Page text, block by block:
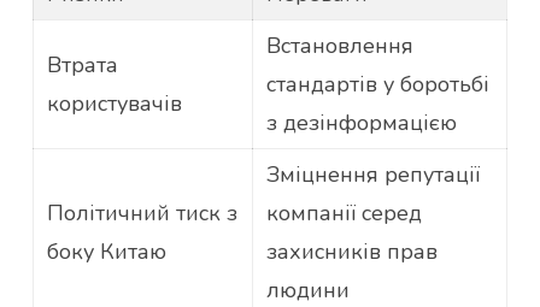
Втрата
користувачів
Встановлення
стандартів у боротьбі
з дезінформацією
Політичний тиск з
боку Китаю
Зміцнення репутації
компанії серед
захисників прав
людини